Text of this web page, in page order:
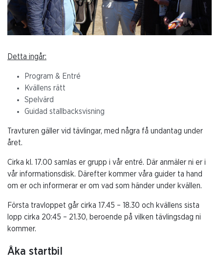
Detta ingår:
Program & Entré
Kvällens rätt
Spelvärd
Guidad stallbacksvisning
Travturen gäller vid tävlingar, med några få undantag under
året.
Cirka kl. 17.00 samlas er grupp i vår entré. Där anmäler ni er i
vår informationsdisk. Därefter kommer våra guider ta hand
om er och informerar er om vad som händer under kvällen.
Första travloppet går cirka 17.45 – 18.30 och kvällens sista
lopp cirka 20:45 – 21.30, beroende på vilken tävlingsdag ni
kommer.
Åka startbil